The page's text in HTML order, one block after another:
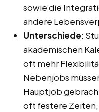
sowie die
andere
Unterschiede:
akademischen
oft mehr
Nebenjobs
Hauptjob
oft festere Zeiten,